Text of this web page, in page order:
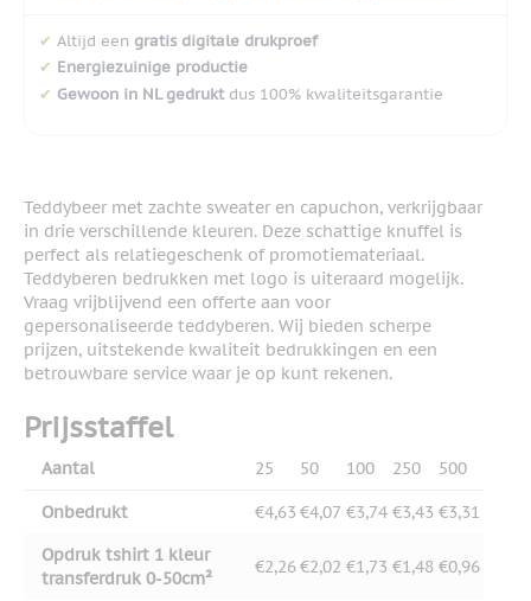
✔ Altijd een gratis digitale drukproef
✔ Energiezuinige productie
✔ Gewoon in NL gedruktdus 100% kwaliteitsgarantie
Teddybeer met zachte sweater en capuchon, verkrijgbaar
in drie verschillende kleuren. Deze schattige knuffel is
perfect als relatiegeschenk of promotiemateriaal.
Teddyberen bedrukken met logo is uiteraard mogelijk.
Vraag vrijblijvend een offerte aan voor
gepersonaliseerde teddyberen. Wij bieden scherpe
prijzen, uitstekende kwaliteit bedrukkingen en een
betrouwbare service waar je op kunt rekenen.
Prijsstaffel
Aantal 25 50 100 250 500
Onbedrukt €4,63 €4,07 €3,74 €3,43 €3,31
Opdruk tshirt 1 kleur
transferdruk 0-50cm²
€2,26€2,02 €1,73 €1,48 €0,96